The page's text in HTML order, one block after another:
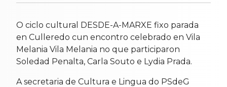
O ciclo cultural DESDE-A-MARXE fixo parada
en Culleredo cun encontro celebrado en Vila
Melania Vila Melania no que participaron
Soledad Penalta, Carla Souto e Lydia Prada.
A secretaria de Cultura e Lingua do PSdeG